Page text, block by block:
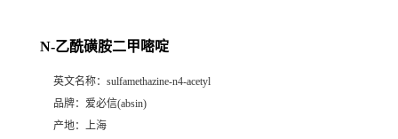
N-乙酰磺胺二甲嘧啶
英文名称： sulfamethazine-n4-acetyl
品牌： 爱必信(absin)
产地： 上海